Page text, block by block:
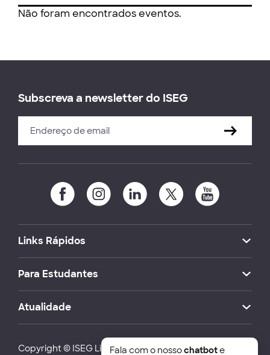
Não foram encontrados eventos.
Subscreva a newsletter do ISEG
Links Rápidos
Para Estudantes
Atualidade
Copyright © ISEG Lisbon School of Economics and
Fala com o nossochatbote